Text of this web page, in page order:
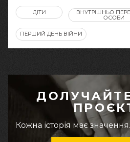
ДІТИ ВНУТРІШНЬО
ОСОБИ
ПЕРШИЙ ДЕНЬ ВІЙНИ
Кожна історія має